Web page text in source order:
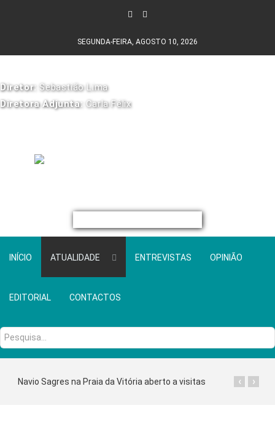
SEGUNDA-FEIRA, AGOSTO 10, 2026
Diretor: Sebastião Lima
Diretora Adjunta: Carla Félix
INÍCIO ATUALIDADE ENTREVISTAS OPINIÃO
EDITORIAL CONTACTOS
Pesquisa...
Navio Sagres na Praia da Vitória aberto a visitas ›
‹